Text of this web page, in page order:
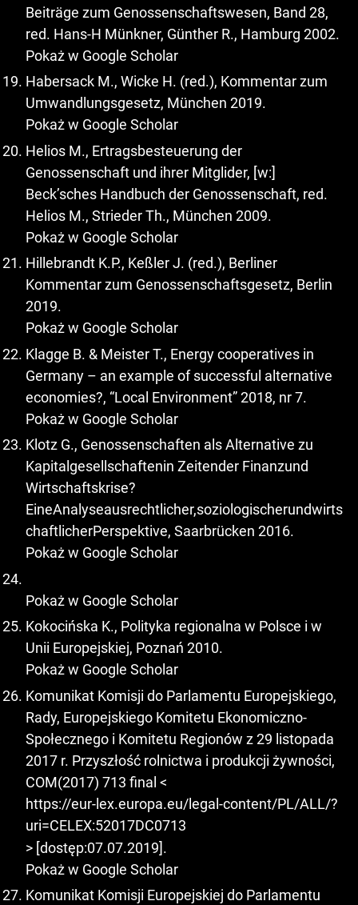
Beiträge zum Genossenschaftswesen, Band 28,
red. Hans-H Münkner, Günther R., Hamburg 2002.
Pokaż w Google Scholar
Habersack M., Wicke H. (red.), Kommentar zum
Umwandlungsgesetz, München 2019.
Pokaż w Google Scholar
Helios M., Ertragsbesteuerung der
Genossenschaft und ihrer Mitglider, [w:]
Beck’sches Handbuch der Genossenschaft, red.
Helios M., Strieder Th., München 2009.
Pokaż w Google Scholar
Hillebrandt K.P., Keßler J. (red.), Berliner
Kommentar zum Genossenschaftsgesetz, Berlin
2019.
Pokaż w Google Scholar
Klagge B. & Meister T., Energy cooperatives in
Germany – an example of successful alternative
economies?, “Local Environment” 2018, nr 7.
Pokaż w Google Scholar
Klotz G., Genossenschaften als Alternative zu
Kapitalgesellschaftenin Zeitender Finanzund
Wirtschaftskrise?
EineAnalyseausrechtlicher,soziologischerundwirts
chaftlicherPerspektive, Saarbrücken 2016.
Pokaż w Google Scholar
Pokaż w Google Scholar
Kokocińska K., Polityka regionalna w Polsce i w
Unii Europejskiej, Poznań 2010.
Pokaż w Google Scholar
Komunikat Komisji do Parlamentu Europejskiego,
Rady, Europejskiego Komitetu Ekonomiczno-
Społecznego i Komitetu Regionów z 29 listopada
2017 r. Przyszłość rolnictwa i produkcji żywności,
COM(2017) 713 final <
https://eur-lex.europa.eu/legal-content/PL/ALL/?
uri=CELEX:52017DC0713
> [dostęp:07.07.2019].
Pokaż w Google Scholar
Komunikat Komisji Europejskiej do Parlamentu